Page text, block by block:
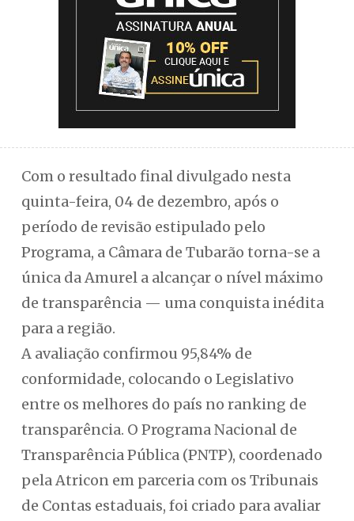
Com o resultado final divulgado nesta
quinta-feira, 04 de dezembro, após o
período de revisão estipulado pelo
Programa, a Câmara de Tubarão torna-se a
única da Amurel a alcançar o nível máximo
de transparência — uma conquista inédita
para a região.
A avaliação confirmou 95,84% de
conformidade, colocando o Legislativo
entre os melhores do país no ranking de
transparência. O Programa Nacional de
Transparência Pública (PNTP), coordenado
pela Atricon em parceria com os Tribunais
de Contas estaduais, foi criado para avaliar